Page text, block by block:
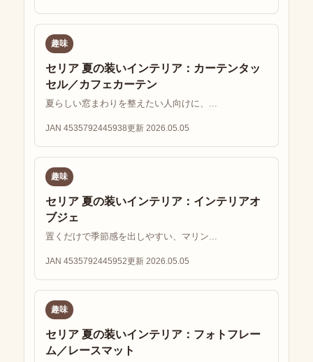
趣味
セリア 夏の装いインテリア：カーテンタッ
セル／カフェカーテン
夏らしい窓まわりを整えたい人向けに、...
JAN 4535792445938更新 2026.05.05
趣味
セリア 夏の装いインテリア：インテリアオ
ブジェ
置くだけで季節感を出しやすい、マリン...
JAN 4535792445952更新 2026.05.05
趣味
セリア 夏の装いインテリア：フォトフレー
ム／レースマット